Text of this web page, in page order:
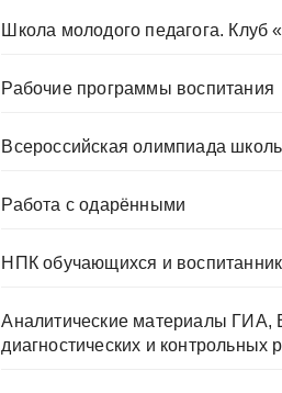
Школа молодого педагога. Клуб
Рабочие программы воспитания
Всероссийская олимпиада
Работа с одарёнными
НПК обучающихся и
Аналитические материалы ГИА,
диагностических и контрольных